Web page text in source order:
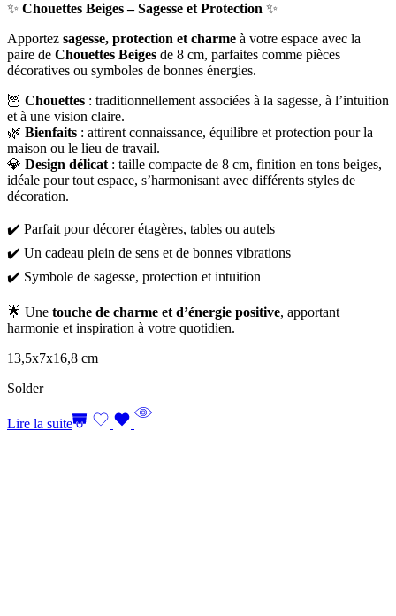
✨ Chouettes Beiges – Sagesse et Protection ✨
Apportez sagesse, protection et charme à votre espace avec la
paire de Chouettes Beiges de 8 cm, parfaites comme pièces
décoratives ou symboles de bonnes énergies.
🦉 Chouettes : traditionnellement associées à la sagesse, à l’intuition
et à une vision claire.
🌿 Bienfaits : attirent connaissance, équilibre et protection pour la
maison ou le lieu de travail.
💎 Design délicat : taille compacte de 8 cm, finition en tons beiges,
idéale pour tout espace, s’harmonisant avec différents styles de
décoration.
✔️ Parfait pour décorer étagères, tables ou autels
✔️ Un cadeau plein de sens et de bonnes vibrations
✔️ Symbole de sagesse, protection et intuition
🌟 Une touche de charme et d’énergie positive, apportant
harmonie et inspiration à votre quotidien.
13,5x7x16,8 cm
Solder
Lire la suite